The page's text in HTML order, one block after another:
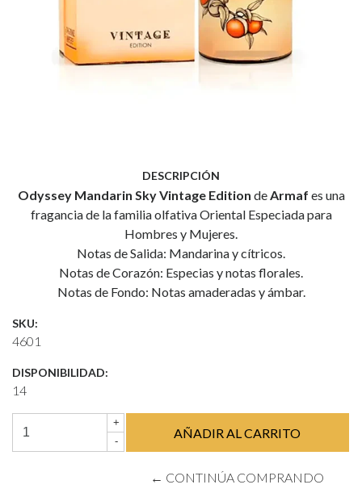
DESCRIPCIÓN
Odyssey Mandarin Sky Vintage Edition deArmaf es una
fragancia de la familia olfativa Oriental Especiada para
Hombres y Mujeres.
Notas de Salida: Mandarina y cítricos.
Notas de Corazón: Especias y notas florales.
Notas de Fondo: Notas amaderadas y ámbar.
SKU:
4601
DISPONIBILIDAD:
14
+
-
← CONTINÚA COMPRANDO